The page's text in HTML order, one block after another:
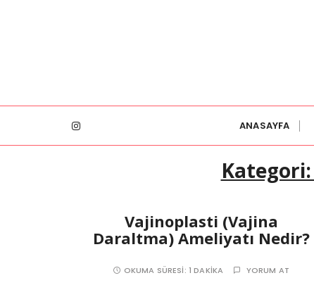
n
Estetik İzmir
ANASAYFA
Kategori:
Vajinoplasti (Vajina
Daraltma) Ameliyatı Nedir?
OKUMA SÜRESI: 1 DAKIKA YORUM AT